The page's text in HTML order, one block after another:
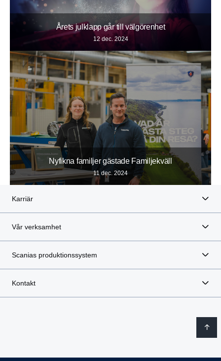
Årets julklapp går till välgörenhet
12 dec. 2024
Nyfikna familjer gästade Familjekväll
11 dec. 2024
Karriär
Vår verksamhet
Scanias produktionssystem
Kontakt